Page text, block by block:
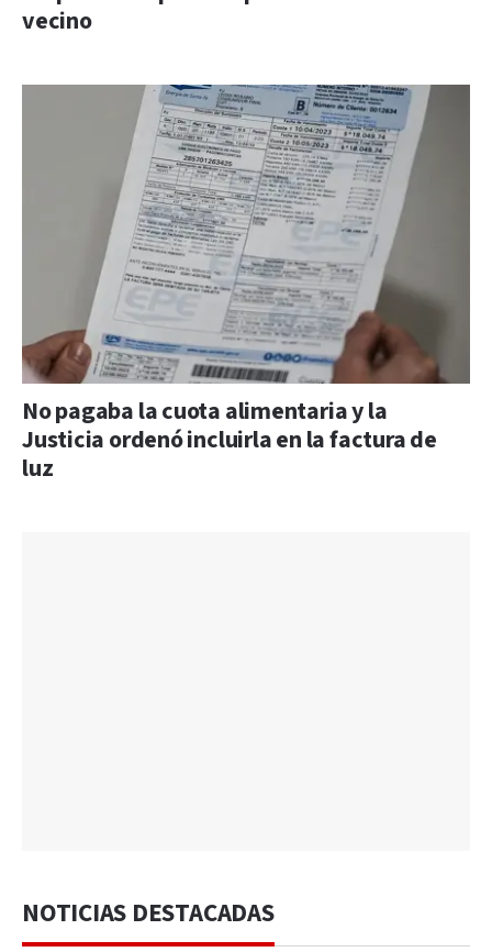
vecino
No pagaba la cuota alimentaria y la
Justicia ordenó incluirla en la factura de
luz
NOTICIAS DESTACADAS